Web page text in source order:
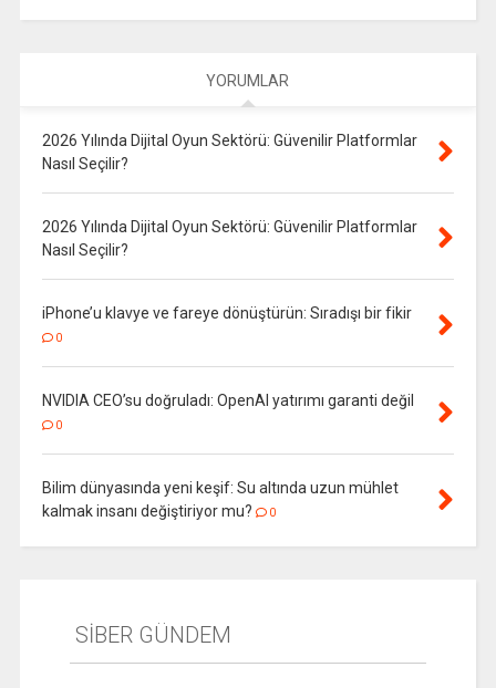
YORUMLAR
2026 Yılında Dijital Oyun Sektörü: Güvenilir Platformlar
Nasıl Seçilir?
2026 Yılında Dijital Oyun Sektörü: Güvenilir Platformlar
Nasıl Seçilir?
iPhone’u klavye ve fareye dönüştürün: Sıradışı bir fikir
0
NVIDIA CEO’su doğruladı: OpenAI yatırımı garanti değil
0
Bilim dünyasında yeni keşif: Su altında uzun mühlet
kalmak insanı değiştiriyor mu?
0
SİBER GÜNDEM